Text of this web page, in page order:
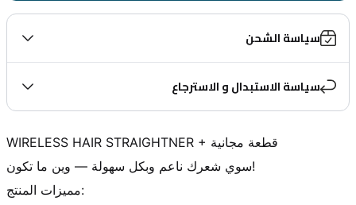
سياسة الشحن
سياسة الاستبدال و الاسترجاع
WIRELESS HAIR STRAIGHTNER + قطعة مجانية
سوي شعرك ناعم وبكل سهولة — وين ما تكون!
مميزات المنتج: